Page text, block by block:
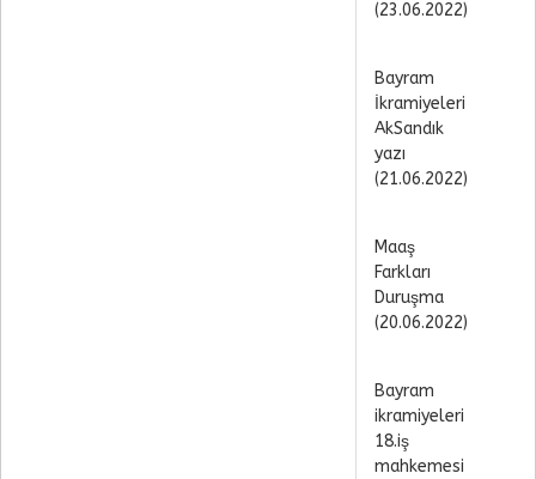
(23.06.2022)
Bayram
İkramiyeleri
AkSandık
yazı
(21.06.2022)
Maaş
Farkları
Duruşma
(20.06.2022)
Bayram
ikramiyeleri
18.iş
mahkemesi